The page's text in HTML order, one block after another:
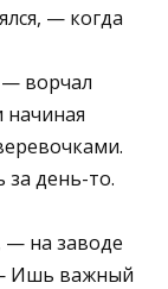
— когда
ворчал
начиная
день-то.
— на заводе
Ишь важный